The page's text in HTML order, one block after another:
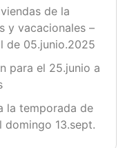
de la
y vacacionales –
de 05.junio.2025
para el 25.junio a
la temporada de
domingo 13.sept.